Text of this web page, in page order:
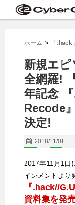
ホーム > 「.hack
新規エピ
全網羅!
年記念
Recode
決定!
2018/11/01
2017年11月1日
インメントより
『.hack//
資料集を発